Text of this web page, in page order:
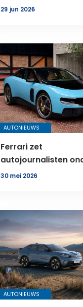
Tavascan
29 jun 2026
AUTONIEUWS
Ferrari zet
autojournalisten
druk over Luce
30 mei 2026
AUTONIEUWS